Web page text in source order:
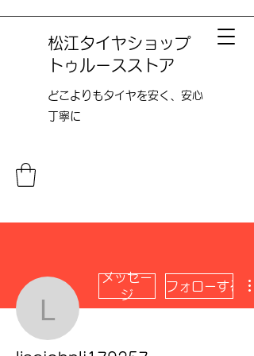
松江タイヤショップ
トゥルースストア
どこよりも​タイヤを安く、安心
丁寧に
lisajohnlj179257
メッセー
ジ
フォローする